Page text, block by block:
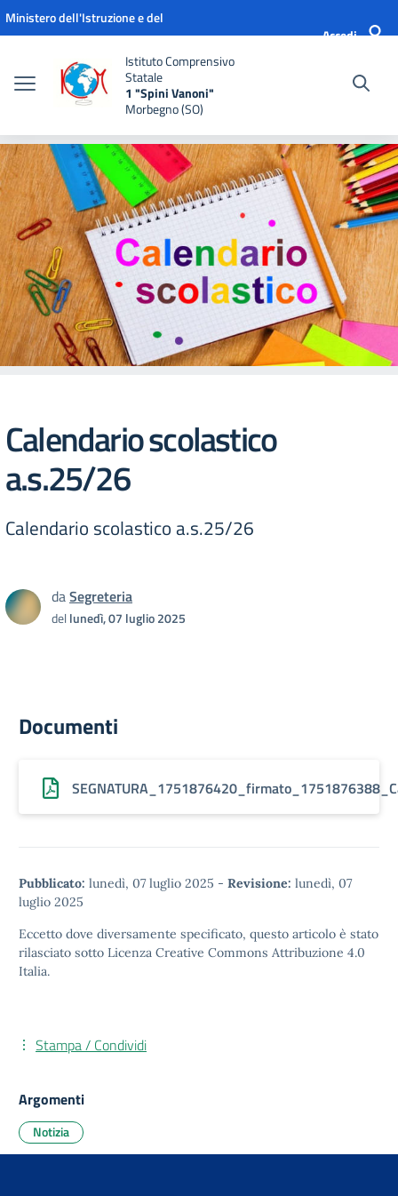
Vai ai contenuti
Vai al menu di navigazione
Vai al footer
Ministero dell'Istruzione e del
Accedi
Istituto Comprensivo
Statale
1 "Spini Vanoni"
Morbegno (SO)
Calendario scolastico
a.s.25/26
Calendario scolastico a.s.25/26
daSegreteria
dellunedì, 07 luglio 2025
Documenti
Pubblicato: lunedì, 07 luglio 2025 - Revisione: lunedì, 07
luglio 2025
Eccetto dove diversamente specificato, questo articolo è stato
rilasciato sotto Licenza Creative Commons Attribuzione 4.0
Italia.
Stampa / Condividi
Argomenti
Notizia